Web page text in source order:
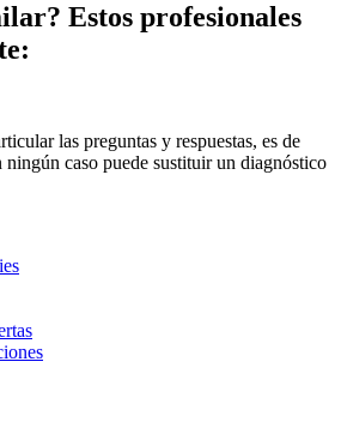
Estos profesionales
las preguntas y respuestas, es de
caso puede sustituir un diagnóstico